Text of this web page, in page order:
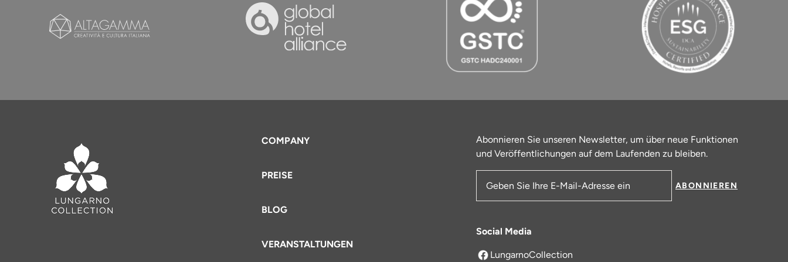
COMPANY
PREISE
BLOG
VERANSTALTUNGEN
Abonnieren Sie unseren Newsletter, um über neue Funktionen
und Veröffentlichungen auf dem Laufenden zu bleiben.
E-Mail-Adresse
ABONNIEREN
Social Media
LungarnoCollection